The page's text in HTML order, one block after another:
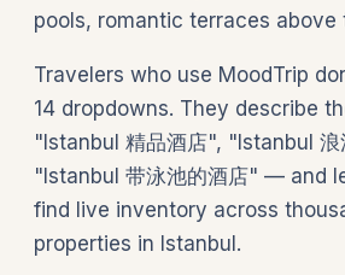
pools, romantic terraces above
Travelers who use MoodTrip
14 dropdowns. They describe
"Istanbul 精品酒店", "Istanbul 浪
"Istanbul 带泳池的酒店" — and
find live inventory across
properties in Istanbul.